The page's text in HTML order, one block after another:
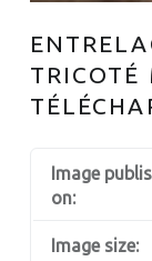
Image
on:
Image size: